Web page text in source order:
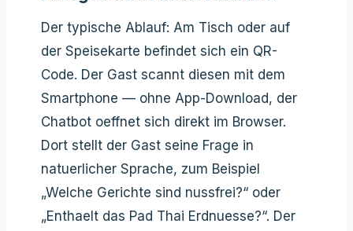
Der typische Ablauf: Am Tisch oder auf
der Speisekarte befindet sich ein QR-
Code. Der Gast scannt diesen mit dem
Smartphone — ohne App-Download, der
Chatbot oeffnet sich direkt im Browser.
Dort stellt der Gast seine Frage in
natuerlicher Sprache, zum Beispiel
„Welche Gerichte sind nussfrei?“ oder
„Enthaelt das Pad Thai Erdnuesse?“. Der